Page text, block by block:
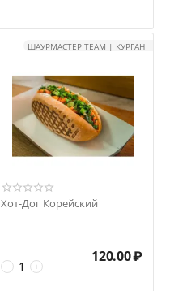
ШАУРМАСТЕР TEAM | КУРГАН
Хот-Дог Корейский
+
−
120.00₽